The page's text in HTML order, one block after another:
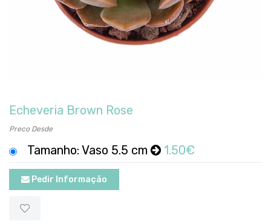
Echeveria Brown Rose
Preco Desde
Tamanho: Vaso 5.5 cm 1.50€
Pedir Informação